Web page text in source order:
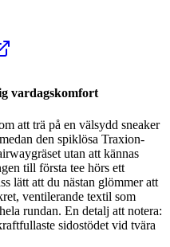
vardagskomfort
att trä på en välsydd sneaker
den spiklösa Traxion-
utan att kännas
till första tee hörs ett
lätt att du nästan glömmer att
ventilerande textil som
rundan. En detalj att notera:
sidostödet vid tvära